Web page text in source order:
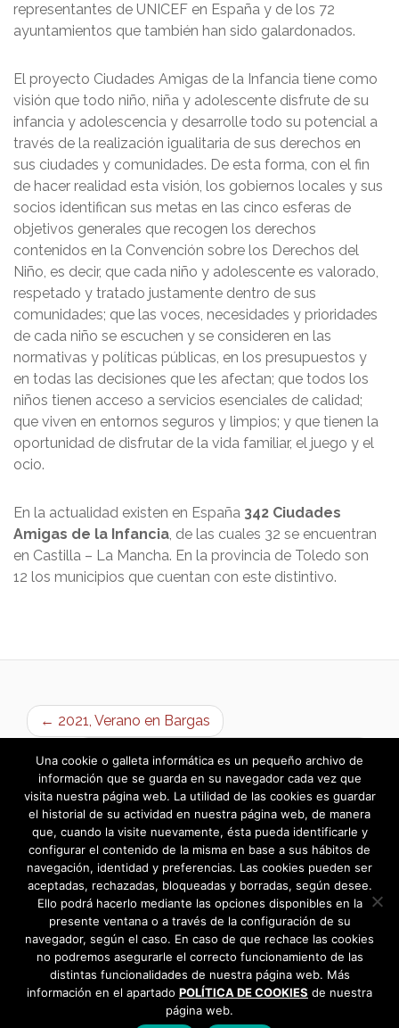
representantes de UNICEF en España y de los 72
ayuntamientos que también han sido galardonados.
El proyecto Ciudades Amigas de la Infancia tiene como
visión que todo niño, niña y adolescente disfrute de su
infancia y adolescencia y desarrolle todo su potencial a
través de la realización igualitaria de sus derechos en
sus ciudades y comunidades. De esta forma, con el fin
de hacer realidad esta visión, los gobiernos locales y sus
socios identifican sus metas en las cinco esferas de
objetivos generales que recogen los derechos
contenidos en la Convención sobre los Derechos del
Niño, es decir, que cada niño y adolescente es valorado,
respetado y tratado justamente dentro de sus
comunidades; que las voces, necesidades y prioridades
de cada niño se escuchen y se consideren en las
normativas y políticas públicas, en los presupuestos y
en todas las decisiones que les afectan; que todos los
niños tienen acceso a servicios esenciales de calidad;
que viven en entornos seguros y limpios; y que tienen la
oportunidad de disfrutar de la vida familiar, el juego y el
ocio.
En la actualidad existen en España 342 Ciudades
Amigas de la Infancia, de las cuales 32 se encuentran
en Castilla – La Mancha. En la provincia de Toledo son
12 los municipios que cuentan con este distintivo.
← 2021, Verano en Bargas
Humor: «Cuatro motes manchegos 2» →
Una cookie o galleta informática es un pequeño archivo de
información que se guarda en su navegador cada vez que
visita nuestra página web. La utilidad de las cookies es guardar
el historial de su actividad en nuestra página web, de manera
que, cuando la visite nuevamente, ésta pueda identificarle y
configurar el contenido de la misma en base a sus hábitos de
navegación, identidad y preferencias. Las cookies pueden ser
aceptadas, rechazadas, bloqueadas y borradas, según desee.
Ello podrá hacerlo mediante las opciones disponibles en la
presente ventana o a través de la configuración de su
navegador, según el caso. En caso de que rechace las cookies
no podremos asegurarle el correcto funcionamiento de las
distintas funcionalidades de nuestra página web. Más
información en el apartado POLÍTICA DE COOKIES de nuestra
página web.